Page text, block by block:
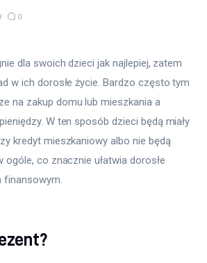
0
dla swoich dzieci jak najlepiej, zatem
w ich dorosłe życie. Bardzo często tym
na zakup domu lub mieszkania a
W ten sposób dzieci będą miały
kredyt mieszkaniowy albo nie będą
ogóle, co znacznie ułatwia dorosłe
finansowym.